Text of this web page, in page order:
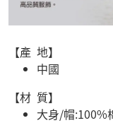
【產 地】
中國
【材 質】
大身/帽:100%